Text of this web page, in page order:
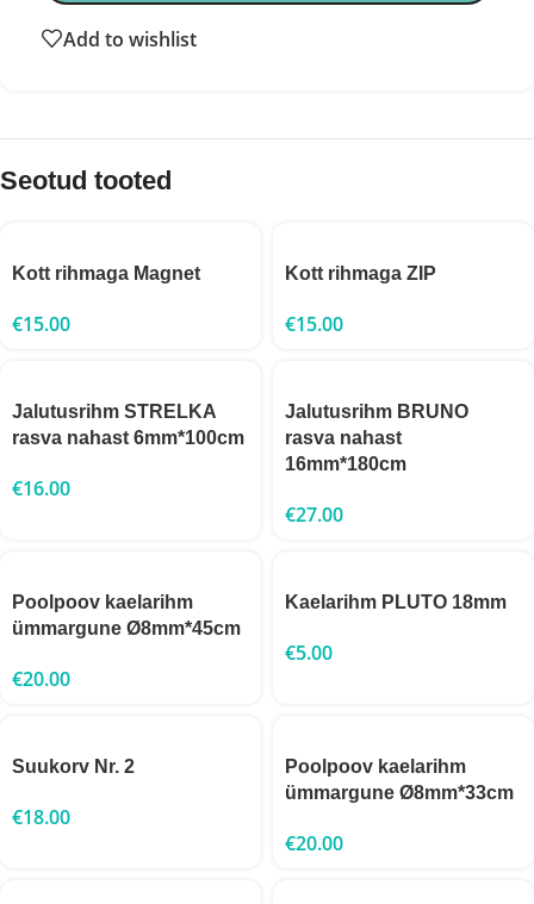
Add to wishlist
Seotud tooted
Kott rihmaga Magnet
€15.00
Kott rihmaga ZIP
€15.00
Jalutusrihm STRELKA
rasva nahast 6mm*100cm
€16.00
Jalutusrihm BRUNO
rasva nahast
16mm*180cm
€27.00
Poolpoov kaelarihm
ümmargune Ø8mm*45cm
€20.00
Kaelarihm PLUTO 18mm
€5.00
Suukorv Nr. 2
€18.00
Poolpoov kaelarihm
ümmargune Ø8mm*33cm
€20.00